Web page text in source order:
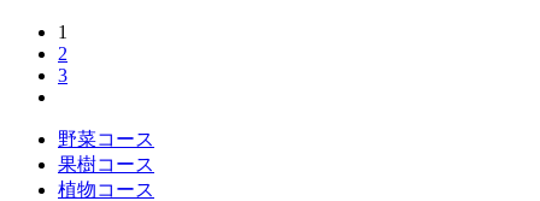
1
2
3
野菜コース
果樹コース
植物コース